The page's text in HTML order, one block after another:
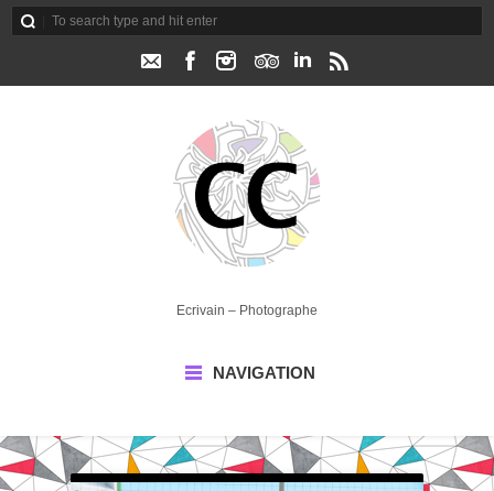
Ecrivain – Photographe
NAVIGATION